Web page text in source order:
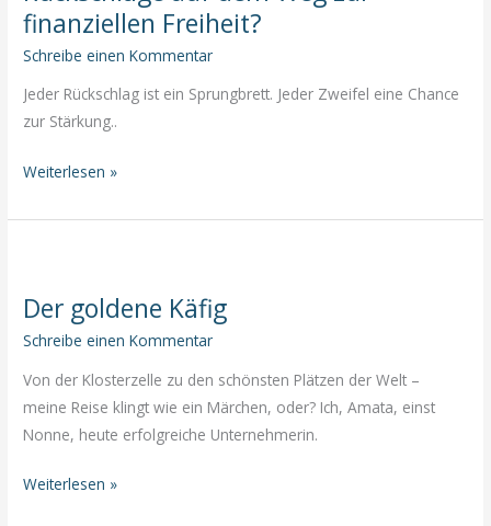
finanziellen Freiheit?
Schreibe einen Kommentar
Jeder Rückschlag ist ein Sprungbrett. Jeder Zweifel eine Chance
zur Stärkung..
Rückschläge
dem
finanziellen
Freiheit?
Weiterlesen »
Der goldene Käfig
Schreibe einen Kommentar
Von der Klosterzelle zu den schönsten Plätzen der Welt –
meine Reise klingt wie ein Märchen, oder? Ich, Amata, einst
Nonne, heute erfolgreiche Unternehmerin.
Der
Weiterlesen »